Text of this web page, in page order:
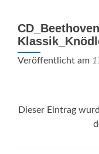
Veröffentlicht am
Dieser Eintrag